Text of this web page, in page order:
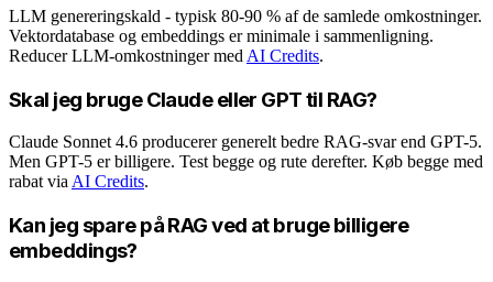
LLM genereringskald - typisk 80-90 % af de samlede omkostninger.
Vektordatabase og embeddings er minimale i sammenligning.
Reducer LLM-omkostninger med AI Credits.
Skal jeg bruge Claude eller GPT til RAG?
Claude Sonnet 4.6 producerer generelt bedre RAG-svar end GPT-5.
Men GPT-5 er billigere. Test begge og rute derefter. Køb begge med
rabat viaAI Credits.
Kan jeg spare på RAG ved at bruge billigere
embeddings?